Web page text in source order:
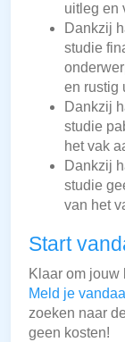
uitleg en
Dankzij
studie
en rustig
Dankzij
studie
het vak
Dankzij
studie
van het
Start
Klaar om jouw
Meld je
zoeken naar
geen kosten!